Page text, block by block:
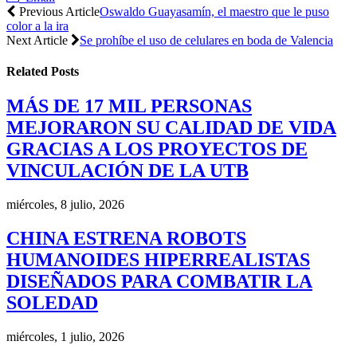
Previous ArticleOswaldo Guayasamín, el maestro que le puso
color a la ira
Next Article
Se prohíbe el uso de celulares en boda de Valencia
Related Posts
MÁS DE 17 MIL PERSONAS
MEJORARON SU CALIDAD DE VIDA
GRACIAS A LOS PROYECTOS DE
VINCULACIÓN DE LA UTB
miércoles, 8 julio, 2026
CHINA ESTRENA ROBOTS
HUMANOIDES HIPERREALISTAS
DISEÑADOS PARA COMBATIR LA
SOLEDAD
miércoles, 1 julio, 2026